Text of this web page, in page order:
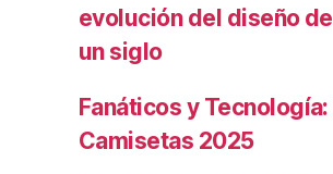
evolución del diseño
un siglo
Fanáticos y
Camisetas 2025